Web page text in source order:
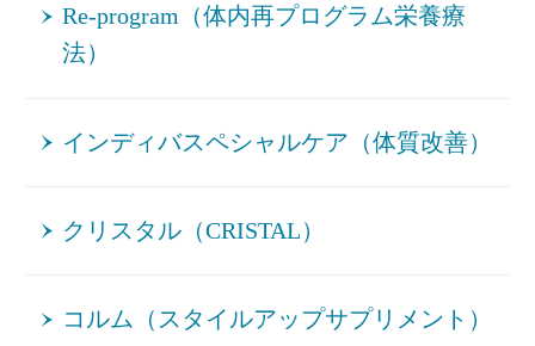
Re‐program（体内再プログラム栄養療
法）
インディバスペシャルケア（体質改善）
クリスタル（CRISTAL）
コルム（スタイルアップサプリメント）